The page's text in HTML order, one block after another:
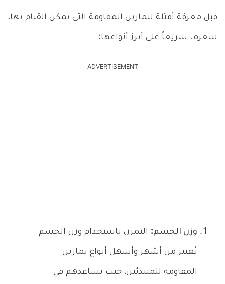
قبل معرفة أمثلة لتمارين المقاومة التي يمكن القيام بها،
لنتعرف سريعاً على أبرز أنواعها:
ADVERTISEMENT
وزن الجسم: التمرن باستخدام وزن الجسم
يُعتبر من أشهر وأسهل أنواع تمارين
المقاومة للمبتدئين، حيث يساعدهم في